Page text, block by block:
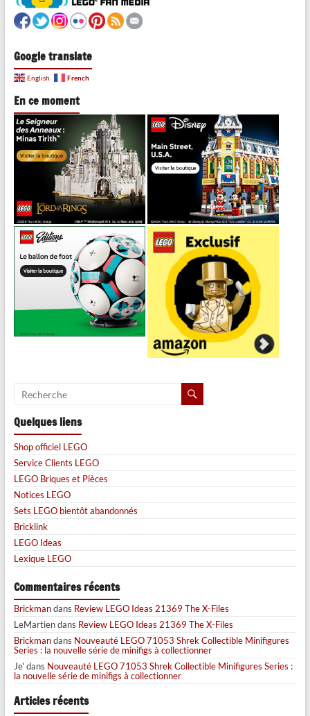
Google translate
English French
En ce moment
Quelques liens
Shop officiel LEGO
Service Clients LEGO
LEGO Briques et Pièces
Notices LEGO
Sets LEGO bientôt abandonnés
Bricklink
LEGO Ideas
Lexique LEGO
Commentaires récents
Brickmandans Review LEGO Ideas 21369 The X-Files
LeMartiendans Review LEGO Ideas 21369 The X-Files
Brickmandans Nouveauté LEGO 71053 Shrek Collectible Minifigures
Series : la nouvelle série de minifigs à collectionner
Je' dans Nouveauté LEGO 71053 Shrek Collectible Minifigures Series :
la nouvelle série de minifigs à collectionner
Articles récents